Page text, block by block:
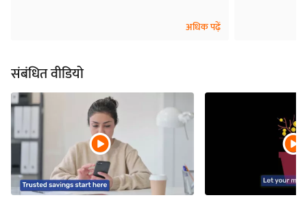
अधिक पढ़ें
संबंधित वीडियो